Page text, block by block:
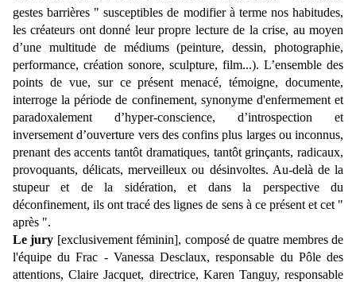
gestes barrières " susceptibles de modifier à terme nos habitudes,
les créateurs ont donné leur propre lecture de la crise, au moyen
d’une multitude de médiums (peinture, dessin, photographie,
performance, création sonore, sculpture, film...). L’ensemble des
points de vue, sur ce présent menacé, témoigne, documente,
interroge la période de confinement, synonyme d'enfermement et
paradoxalement d’hyper-conscience, d’introspection et
inversement d’ouverture vers des confins plus larges ou inconnus,
prenant des accents tantôt dramatiques, tantôt grinçants, radicaux,
provoquants, délicats, merveilleux ou désinvoltes. Au-delà de la
stupeur et de la sidération, et dans la perspective du
déconfinement, ils ont tracé des lignes de sens à ce présent et cet "
après ".
Le jury [exclusivement féminin], composé de quatre membres de
l'équipe du Frac - Vanessa Desclaux, responsable du Pôle des
attentions,Claire Jacquet, directrice, Karen Tanguy, responsable